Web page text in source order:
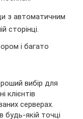
з автоматичним
сторінці.
і багато
вибір для
клієнтів
серверах.
будь-якій точці